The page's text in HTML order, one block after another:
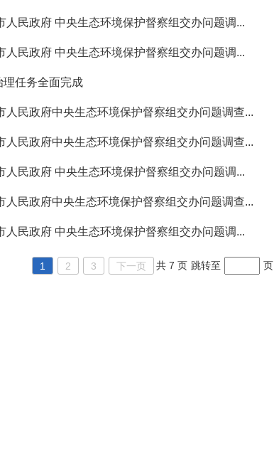
人民政府 中央生态环境保护督察组交办问题调...
人民政府 中央生态环境保护督察组交办问题调...
任务全面完成
人民政府中央生态环境保护督察组交办问题调查...
人民政府中央生态环境保护督察组交办问题调查...
人民政府 中央生态环境保护督察组交办问题调...
人民政府中央生态环境保护督察组交办问题调查...
人民政府 中央生态环境保护督察组交办问题调...
1 2 3 下一页 共 7 页 跳转至 页